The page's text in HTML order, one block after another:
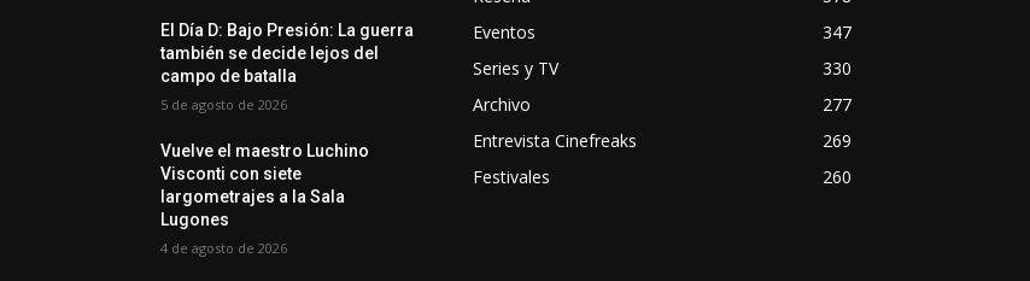
El Día D: Bajo Presión: La guerra
también se decide lejos del
campo de batalla
5 de agosto de 2026
Vuelve el maestro Luchino
Visconti con siete
largometrajes a la Sala
Lugones
4 de agosto de 2026
Eventos
347
Series y TV
330
Archivo
277
Entrevista Cinefreaks
269
Festivales
260